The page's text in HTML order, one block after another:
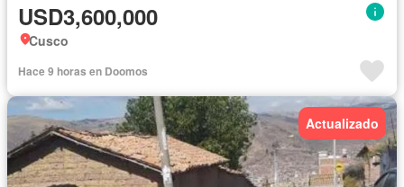
USD3,600,000
Cusco
Hace 9 horas en Doomos
Actualizado